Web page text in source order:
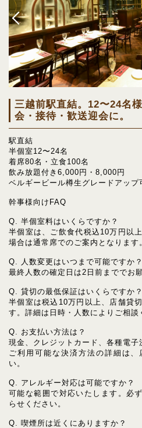
三越前駅直結。12〜24名
会・接待・歓送迎会に。
駅直結
半個室12〜24名
着席80名・立食100名
飲み放題付き6,000円・8,000円
ベルギービール樽生グレードアップ
幹事様向けFAQ
Q. 半個室料はいくらですか？
半個室は、ご飲食代税込10万円以
場合は通常席でのご案内となります
Q. 人数変更はいつまで可能ですか？
最終人数の確定日は2日前まででお
Q. 貸切の最低保証はいくらですか？
半個室は税込10万円以上、店舗貸
す。詳細は日時・人数によりご相談
Q. お支払い方法は？
現金、クレジットカード、各種電子
ご利用可能な決済方法の詳細は
い。
Q. アレルギー対応は可能ですか？
可能な範囲で対応いたします。必
らせください。
Q. 喫煙所は近くにありますか？